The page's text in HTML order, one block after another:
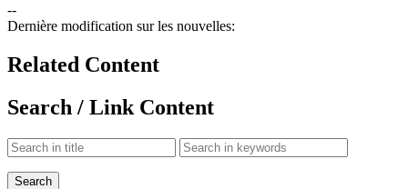
--
Dernière modification sur les nouvelles:
Related Content
Search / Link Content